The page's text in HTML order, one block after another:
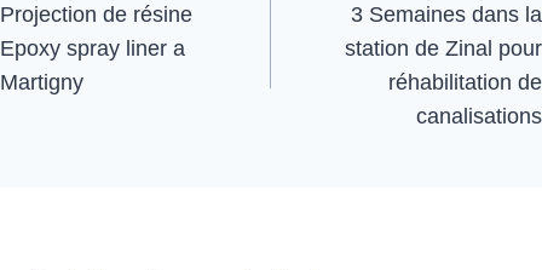
Projection de résine
Epoxy spray liner a
Martigny
3 Semaines dans la
station de Zinal pour
réhabilitation de
canalisations